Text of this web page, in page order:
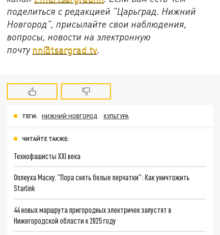
поделиться с редакцией "Царьград. Нижний
Новгород", присылайте свои наблюдения,
вопросы, новости на электронную
почту nn@tsargrad.tv.
ТЕГИ: НИЖНИЙ НОВГОРОД КУЛЬТУРА
ЧИТАЙТЕ ТАКЖЕ:
Технофашисты XXI века
Оплеуха Маску. "Пора снять белые перчатки": Как уничтожить
Starlink
44 новых маршрута пригородных электричек запустят в
Нижегородской области к 2025 году